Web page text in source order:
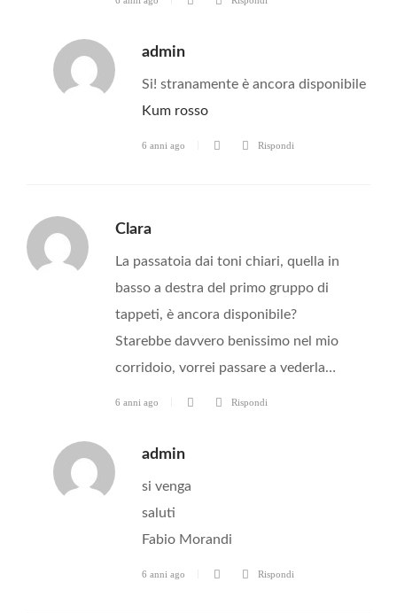
admin
Si! stranamente è ancora disponibile
Kum rosso
6 anni ago Rispondi
Clara
La passatoia dai toni chiari, quella in
basso a destra del primo gruppo di
tappeti, è ancora disponibile?
Starebbe davvero benissimo nel mio
corridoio, vorrei passare a vederla…
6 anni ago Rispondi
admin
si venga
saluti
Fabio Morandi
6 anni ago Rispondi